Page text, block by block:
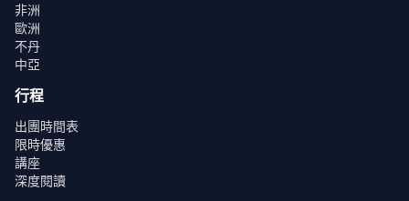
非洲
歐洲
不丹
中亞
行程
出團時間表
限時優惠
講座
深度閱讀